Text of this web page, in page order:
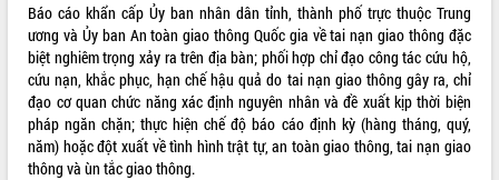
Báo cáo khẩn cấp Ủy ban nhân dân tỉnh, thành phố trực thuộc Trung
ương và Ủy ban An toàn giao thông Quốc gia về tai nạn giao thông đặc
biệt nghiêm trọng xảy ra trên địa bàn; phối hợp chỉ đạo công tác cứu hộ,
cứu nạn, khắc phục, hạn chế hậu quả do tai nạn giao thông gây ra, chỉ
đạo cơ quan chức năng xác định nguyên nhân và đề xuất kịp thời biện
pháp ngăn chặn; thực hiện chế độ báo cáo định kỳ (hàng tháng, quý,
năm) hoặc đột xuất về tình hình trật tự, an toàn giao thông, tai nạn giao
thông và ùn tắc giao thông.